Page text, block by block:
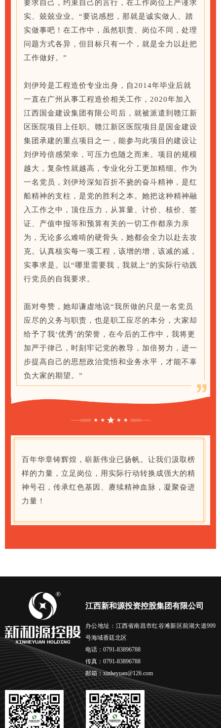
要求自己，约束自己的言行，在工作岗位上严谨求
实、兢兢业业。“要说感想，那就是诚实做人、踏
实做事吧！在工作中，虽然职责、岗位不同，处理
问题方式各异，但目标只有一个，就是全力以赴把
工作做好。”
刘伊玲是工程造价专业出身，自2014年毕业后就
一直在广州从事工程造价相关工作，2020年加入
江西国金建设集团有限公司后，就被派遣到赣江新
区医院项目上任职。赣江新区医院项目是国金建设
集团承建的重点项目之一，能参与此项目的建设让
刘伊玲倍感荣幸，可压力也随之而来。项目的规模
越大，复杂性就越高，专业化分工更加精细。作为
一名党员，刘伊玲深知百折不挠的奋斗精神，是红
船精神的支柱，是党的胜利之本。她把这种精神融
入工作之中，顶住压力，从算量、计价、核价、签
证、产值申报等和预算有关的一切工作都亲力亲
为，无论多么难啃的硬骨头，她都会全力以赴去攻
克。认真核实每一项工程，该增的增，该减的减，
实事求是。以“哪里需要我，我就上”的实际行动践
行党员的自我要求。
面对夸赞，她却谦虚地说“我所做的只是一名党员
应尽的义务与职责，也是职工应尽的本分，大家却
给予了我‘优秀’的荣誉，在今后的工作中，我将更
加严于律己，时刻牢记党的教导，加倍努力，进一
步提高自己的思想政治觉悟和业务水平，才能不辜
负大家的期望。”
百年华章铸辉煌，崭新伟业已扬帆。让我们汲取榜
样的力量，立足岗位，用实际行动转换成强大的精
神号召，传承红色基因、赓续精神血脉，凝聚奋进
力量！
江西新和源投资控股集团有限公司
办公地址：江西省南昌市红谷滩新区前湖大道999
号海域香廷北区
电话：0791-83896788
传真：0791-83896788
邮箱：xinheyuan@126.com